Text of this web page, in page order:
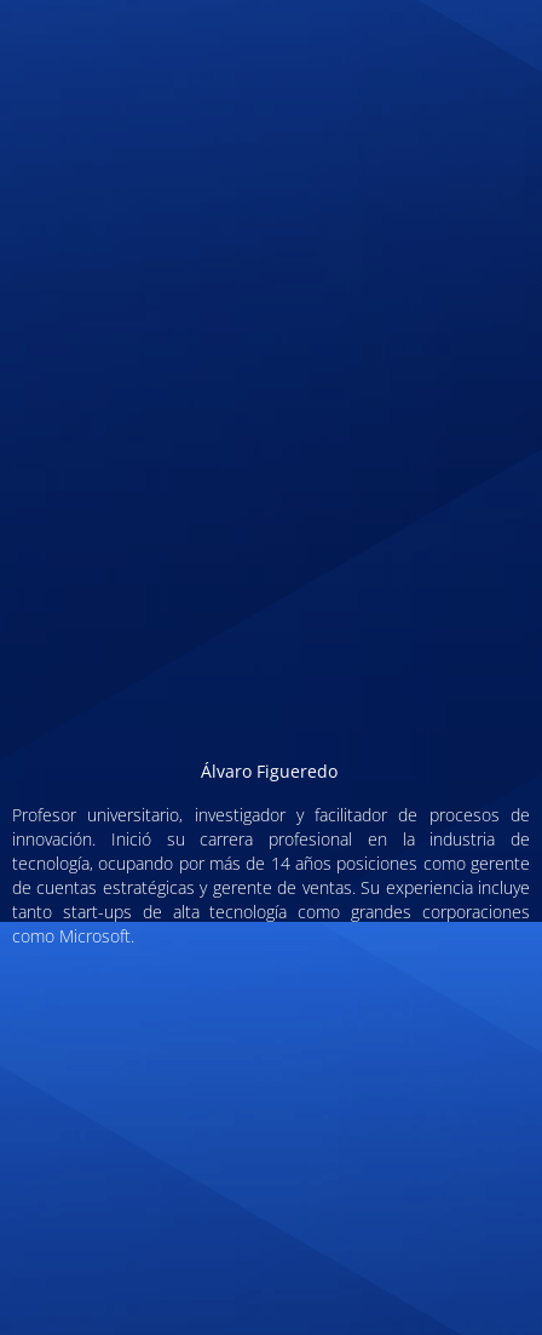
Álvaro Figueredo
Profesor universitario, investigador y facilitador de procesos de
innovación. Inició su carrera profesional en la industria de
tecnología, ocupando por más de 14 años posiciones como gerente
de cuentas estratégicas y gerente de ventas. Su experiencia incluye
tanto start-ups de alta tecnología como grandes corporaciones
como Microsoft.